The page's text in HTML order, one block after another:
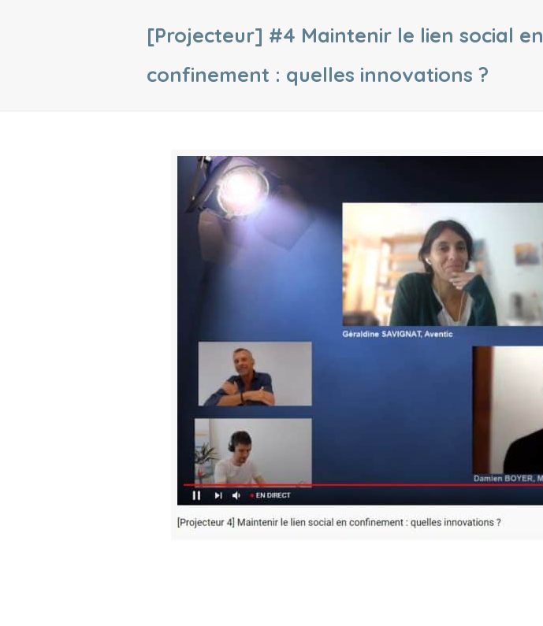
[Projecteur] #4 Maintenir le lien social en
confinement : quelles innovations ?